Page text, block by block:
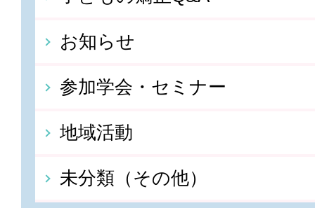
お知らせ
参加学会・セミナー
地域活動
未分類（その他）